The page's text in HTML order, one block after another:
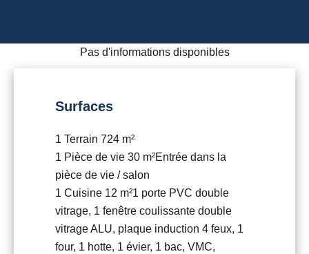
Pas d'informations disponibles
Surfaces
1 Terrain 724 m²
1 Pièce de vie 30 m²Entrée dans la
pièce de vie / salon
1 Cuisine 12 m²1 porte PVC double
vitrage, 1 fenêtre coulissante double
vitrage ALU, plaque induction 4 feux, 1
four, 1 hotte, 1 évier, 1 bac, VMC,